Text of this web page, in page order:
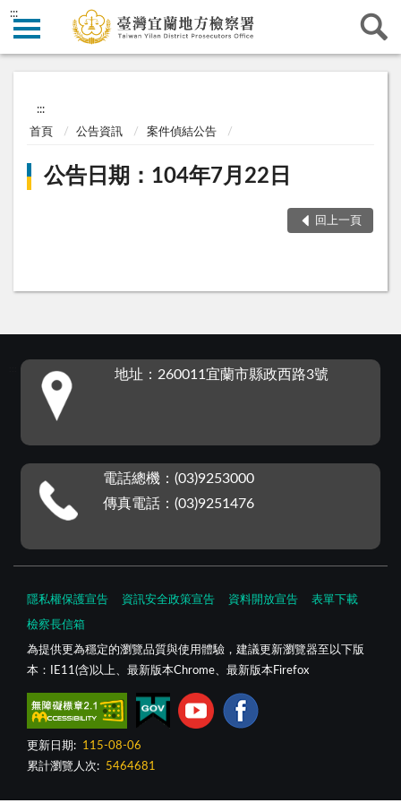
:::
:::
首頁 公告資訊 案件偵結公告
公告日期：104年7月22日
回上一頁
地址：260011宜蘭市縣政西路3號
電話總機：(03)9253000
傳真電話：(03)9251476
隱私權保護宣告 資訊安全政策宣告 資料開放宣告 表單下載
檢察長信箱
為提供更為穩定的瀏覽品質與使用體驗，建議更新瀏覽器至以下版
本：IE11(含)以上、最新版本Chrome、最新版本Firefox
更新日期:
115-08-06
累計瀏覽人次:
5464681